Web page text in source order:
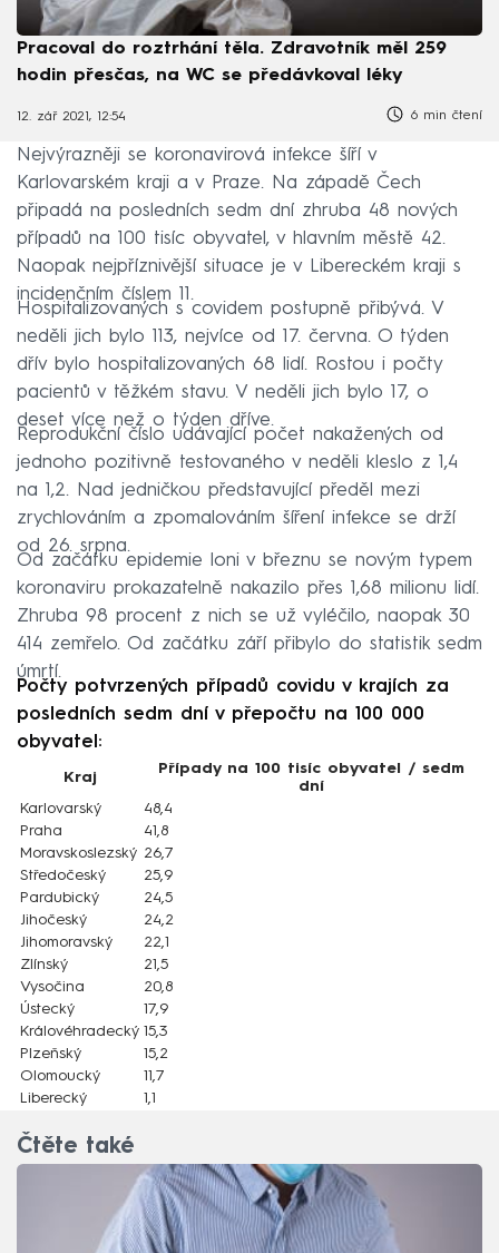
Pracoval do roztrhání těla. Zdravotník měl 259
hodin přesčas, na WC se předávkoval léky
12. zář 2021, 12:54 6 min čtení
Nejvýrazněji se koronavirová infekce šíří v
Karlovarském kraji a v Praze. Na západě Čech
připadá na posledních sedm dní zhruba 48 nových
případů na 100 tisíc obyvatel, v hlavním městě 42.
Naopak nejpříznivější situace je v Libereckém kraji s
incidenčním číslem 11.
Hospitalizovaných s covidem postupně přibývá. V
neděli jich bylo 113, nejvíce od 17. června. O týden
dřív bylo hospitalizovaných 68 lidí. Rostou i počty
pacientů v těžkém stavu. V neděli jich bylo 17, o
deset více než o týden dříve.
Reprodukční číslo udávající počet nakažených od
jednoho pozitivně testovaného v neděli kleslo z 1,4
na 1,2. Nad jedničkou představující předěl mezi
zrychlováním a zpomalováním šíření infekce se drží
od 26. srpna.
Od začátku epidemie loni v březnu se novým typem
koronaviru prokazatelně nakazilo přes 1,68 milionu lidí.
Zhruba 98 procent z nich se už vyléčilo, naopak 30
414 zemřelo. Od začátku září přibylo do statistik sedm
úmrtí.
Počty potvrzených případů covidu v krajích za
posledních sedm dní v přepočtu na 100 000
obyvatel:
Kraj
Případy na 100 tisíc obyvatel / sedm
dní
Karlovarský
48,4
Praha
41,8
Moravskoslezský 26,7
Středočeský
25,9
Pardubický
24,5
Jihočeský
24,2
Jihomoravský
22,1
Zlínský
21,5
Vysočina
20,8
Ústecký
17,9
Královéhradecký 15,3
Plzeňský
15,2
Olomoucký
11,7
Liberecký
1,1
Čtěte také